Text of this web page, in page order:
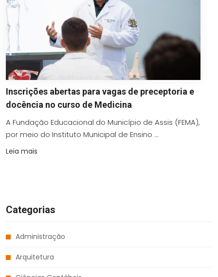
Inscrições abertas para vagas de preceptoria e
docência no curso de Medicina
A Fundação Educacional do Município de Assis (FEMA),
por meio do Instituto Municipal de Ensino ...
Leia mais
Categorias
Administração
Arquitetura